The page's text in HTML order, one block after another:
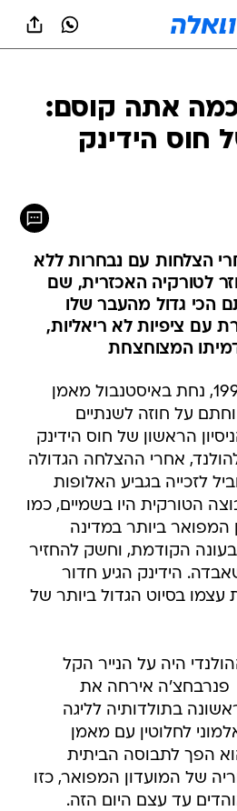
כמה אתה קוסם:
חוס הידינק
הצלחות עם נבחרות ללא
לטורקיה האכזרית, שם
הכי גדול מהעבר שלו
עם ציפיות לא ריאליות,
המצוחצחת
לפני 20 שנה, בקיץ 1990, נחת באיסטנבול מאמן
על חוזה לשנתיים
הראשון של חוס הידינק
להולנד, אחרי ההצלחה הגדולה
לזכייה בגביע האלופות
בקבוצה הטורקית היו בשמיים, כמו
המפואר ביותר במדינה
הקודמת, וחשק להחזיר
הידינק הגיע חדור
בסיוט הגדול ביותר של
היה על הנייר הקל
פנרבחצ'ה אירחה את
בתולדותיה לליגה
לחלוטין עם מאמן
הפך לתבוסה הביתית
של המועדון המפואר, כזו
עד עצם היום הזה.